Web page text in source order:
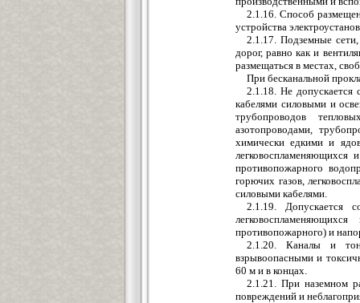
2.1.16. Способ
устройства
2.1.17. Подземные
дорог, равно как и
размещаться в местах,
При бесканальной
2.1.18. Не допускается
кабелями силовыми и
трубопроводов
азотопроводами,
химически едкими и
противопожарного
горючих газов,
силовыми кабелями.
2.1.19. Допускается
противопожарного) и
2.1.20. Каналы и
взрывоопасными и
60 м и в концах.
2.1.21. При наземном
повреждений и